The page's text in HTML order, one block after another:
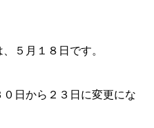
５月１８日です。
日から２３日に変更にな